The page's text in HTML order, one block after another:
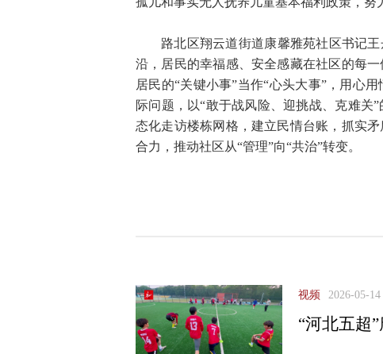
路北区翔云道街道康馨雅苑社区书记
沿，居民的幸福感、安全感藏在社区的每
居民的“关键小事”当作“心头大事”，用心
际问题，以“敢于战风险、迎挑战、克难关
态化走访楼栋网格，建立民情台账，抓实
合力，推动社区从“管理”向“共治”转变。
视频 2026-05-14
“河北五超